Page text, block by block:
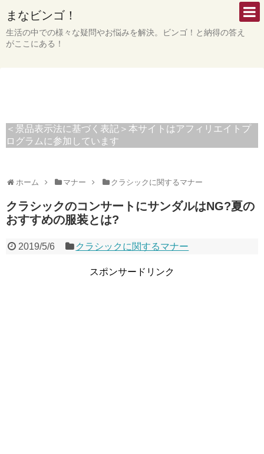
まなビンゴ！
生活の中での様々な疑問やお悩みを解決。ビンゴ！と納得の答え
がここにある！
＜景品表示法に基づく表記＞本サイトはアフィリエイトプ
ログラムに参加しています
ホーム マナー クラシックに関するマナー
クラシックのコンサートにサンダルはNG?夏の
おすすめの服装とは?
2019/5/6 クラシックに関するマナー
スポンサードリンク